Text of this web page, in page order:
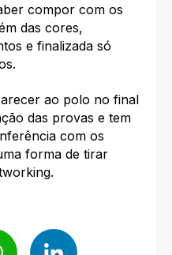
compor com os
das cores,
e finalizada só
ao polo no final
das provas e tem
com os
forma de tirar